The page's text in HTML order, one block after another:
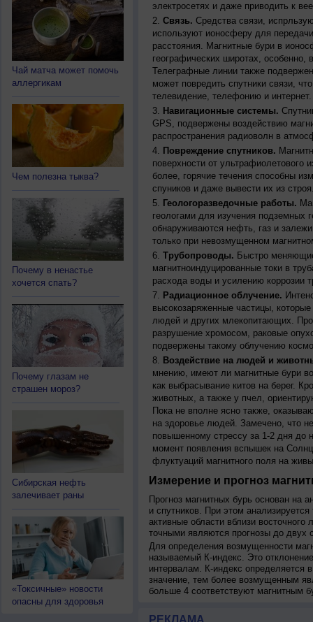
Чай матча может помочь
аллергикам
Чем полезна тыква?
Почему в ненастье
хочется спать?
Почему глазам не
страшен мороз?
Сибирская нефть
залечивает раны
«Токсичные» новости
опасны для здоровья
электросетях и даже приводить к
Связь. Средства связи,
используют ионосферу для
расстояния. Магнитные бури в
географических широтах,
Телеграфные линии также
может повредить спутники связи,
телевидение, телефонию и интернет.
Навигационные системы.
GPS, подвержены воздействию
распространения радиоволн в
Повреждение спутников.
поверхности от ультрафиолетового
более, горячие течения способны
спуников и даже вывести их из
Геологоразведочные работы.
геологами для изучения подземных
обнаруживаются нефть, газ и
только при невозмущенном
Трубопроводы. Быстро
магнитноиндуцированные токи в
расхода воды и усилению коррозии
Радиационное облучение.
высокозаряженные частицы,
людей и других млекопитающих.
разрушение хромосом, раковые
подвержены такому облучению
Воздействие на людей и
мнению, имеют ли магнитные бури
как выбрасывание китов на берег.
животных, а также у пчел,
Пока не вполне ясно также,
на здоровье людей. Замечено, что
повышенному стрессу за 1-2 дня до
момент появления вспышек на
флуктуаций магнитного поля на
Измерение и прогноз
Прогноз магнитных бурь основан на
и спутников. При этом
активные области вблизи
точными являются прогнозы до двух
Для определения возмущенности
называемый К-индекс. Это
интервалам. К-индекс определяется
значение, тем более возмущенным
больше 4 соответствуют магнитным
РЕКЛАМА